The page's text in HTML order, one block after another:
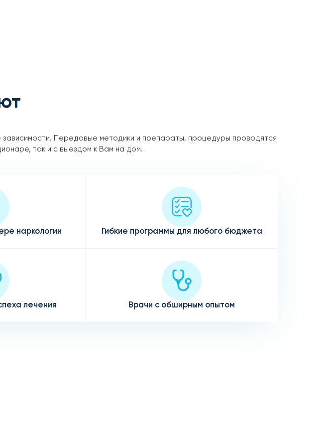
Передовые методики и препараты, процедуры проводятся
так и с выездом к Вам на дом.
наркологии Гибкие программы для любого бюджета
лечения Врачи с обширным опытом